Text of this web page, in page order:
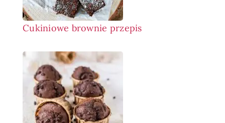
Cukiniowe brownie przepis